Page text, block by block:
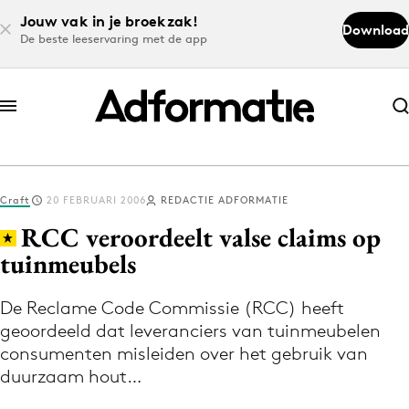
Jouw vak in je broekzak!
De beste leeservaring met de app
Download
Abonneer nu
Abonneer nu
Log in
Volg het laatste nieuws via de Adformatie
Nieuws app
Craft 20 FEBRUARI 2006 REDACTIE ADFORMATIE
RCC veroordeelt valse claims op
tuinmeubels
De Reclame Code Commissie (RCC) heeft
geoordeeld dat leveranciers van tuinmeubelen
consumenten misleiden over het gebruik van
duurzaam hout…